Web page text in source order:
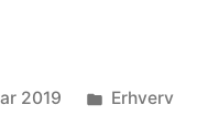
2019
Posted
Erhverv